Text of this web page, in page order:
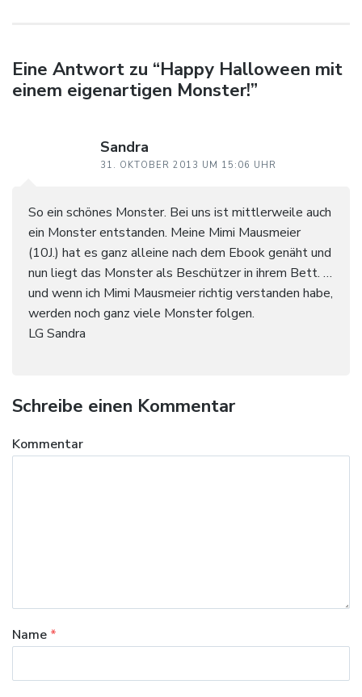
Eine Antwort zu “Happy Halloween mit
einem eigenartigen Monster!”
Sandra
31. OKTOBER 2013 UM 15:06 UHR
So ein schönes Monster. Bei uns ist mittlerweile auch
ein Monster entstanden. Meine Mimi Mausmeier
(10J.) hat es ganz alleine nach dem Ebook genäht und
nun liegt das Monster als Beschützer in ihrem Bett. …
und wenn ich Mimi Mausmeier richtig verstanden habe,
werden noch ganz viele Monster folgen.
LG Sandra
Schreibe einen Kommentar
Kommentar
Name *